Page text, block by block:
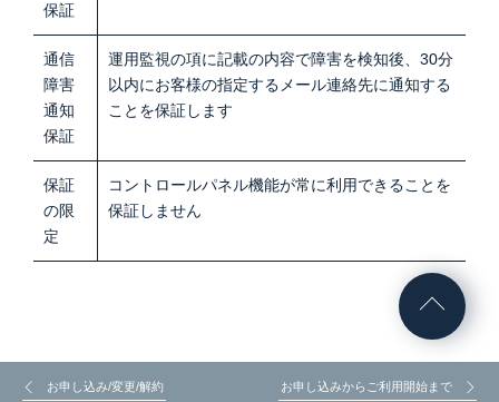
保証
通信
障害
通知
保証
運用監視の項に記載の内容で障害を検知後、30分
以内にお客様の指定するメール連絡先に通知する
ことを保証します
保証
の限
定
コントロールパネル機能が常に利用できることを
保証しません
お申し込み/変更/解約 お申し込みからご利用開始まで